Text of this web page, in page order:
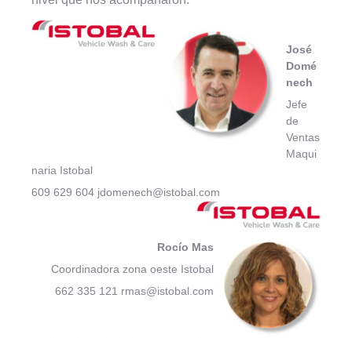
José
Domé
nech
Jefe
de
Ventas
Maqui
naria Istobal
609 629 604 jdomenech@istobal.com
Rocío Mas
Coordinadora zona oeste Istobal
662 335 121 rmas@istobal.com